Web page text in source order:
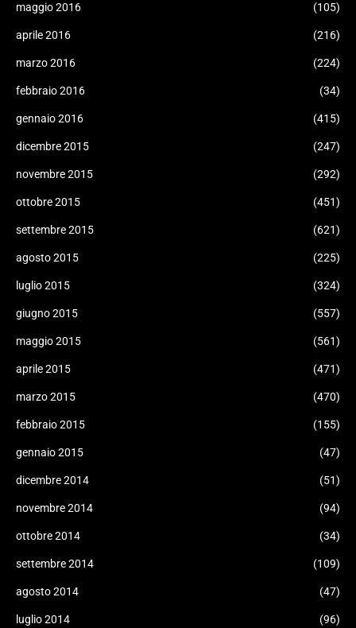
maggio 2016 (105)
aprile 2016 (216)
marzo 2016 (224)
febbraio 2016 (34)
gennaio 2016 (415)
dicembre 2015 (247)
novembre 2015 (292)
ottobre 2015 (451)
settembre 2015 (621)
agosto 2015 (225)
luglio 2015 (324)
giugno 2015 (557)
maggio 2015 (561)
aprile 2015 (471)
marzo 2015 (470)
febbraio 2015 (155)
gennaio 2015 (47)
dicembre 2014 (51)
novembre 2014 (94)
ottobre 2014 (34)
settembre 2014 (109)
agosto 2014 (47)
luglio 2014 (96)